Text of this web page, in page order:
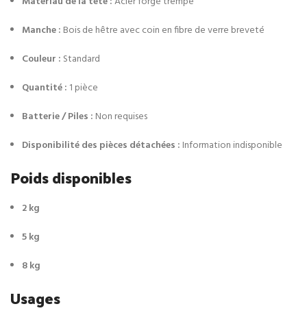
Manche : Bois de hêtre avec coin en fibre de verre breveté
Couleur : Standard
Quantité : 1 pièce
Batterie / Piles : Non requises
Disponibilité des pièces détachées : Information indisponible
Poids disponibles
2 kg
5 kg
8 kg
Usages